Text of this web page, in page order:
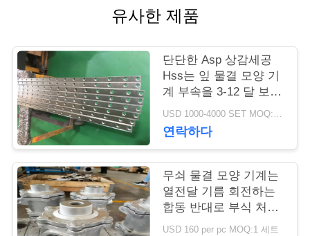
리
연
락
주
세
요
유사한 제품
단단한 Asp 상감세공
Hss는 잎 물결 모양 기
계 부속을 3-12 달 보장
을 잘라냈습니다
USD 1000-4000 SET MOQ:1개 세트
연락하다
무쇠 물결 모양 기계는
열전달 기름 회전하는
합동 반대로 부식 처리
를 분해합니다
USD 160 per pc MOQ:1 세트